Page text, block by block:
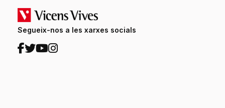
Segueix-nos a les xarxes socials